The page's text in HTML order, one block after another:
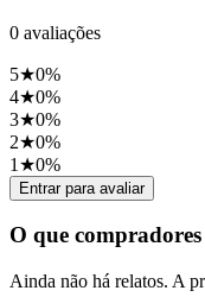
0 avaliações
5★0%
4★0%
3★0%
2★0%
1 ★0%
Entrar para avaliar
O que
Ainda não há relatos. A